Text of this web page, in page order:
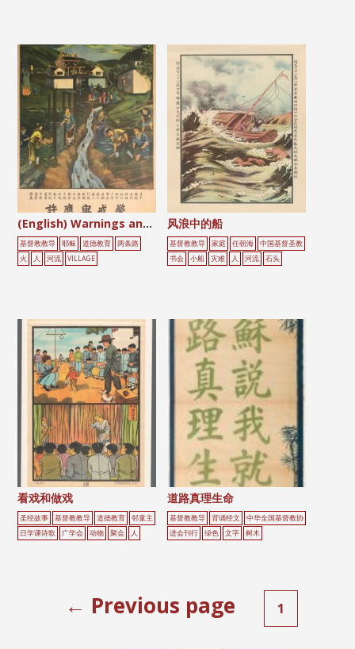
(English) Warnings and Promises
基督教教导 耶稣 道德教育
两条路
火
人 河流 VILLAGE
风浪中的船
基督教教导 家庭 任朝海
中国基督圣教
书会
小船 灾难 人 河流 石头
看戏和做戏
圣经故事 基督教教导 道德教育
邻童主
日学课诗歌
广学会 动物 聚会 人
道路真理生命
基督教教导 背诵经文
中华全国基督教协
进会刊行
绿色 文字 树木
← Previous page 1